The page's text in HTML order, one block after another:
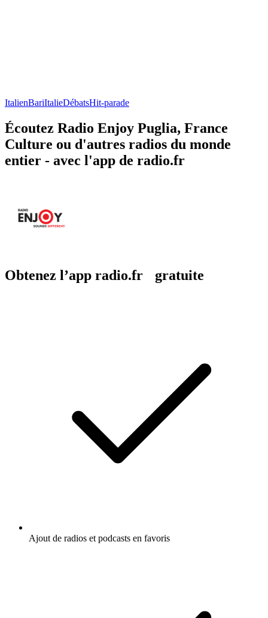
ItalienBariItalieDébatsHit-parade
Écoutez Radio Enjoy Puglia, France
Culture ou d'autres radios du monde
entier - avec l'app de radio.fr
Obtenez l’app radio.fr gratuite
Ajout de radios et podcasts en favoris